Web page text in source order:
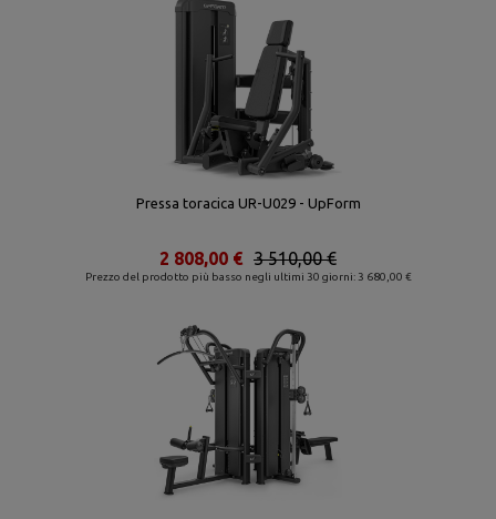
Pressa toracica UR-U029 - UpForm
Prezzo del prodotto più basso negli ultimi 30 giorni: 3 680,00 €
3 510,00 €
2 808,00 €